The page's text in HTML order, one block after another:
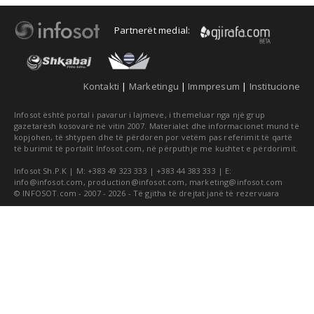
Partnerët medial:
Kontakti | Marketingu | Immpresum | Institucione
Infosot është portal i pavarur i lajmeve, i themeluar nga një grup
gazetarësh kosovarë në vitin 2007. Materialet dhe informacionet mund të
kopjohen, të shtypen dhe të përdoren por vetëm pas referimit të qartë
të burimit të portalit Infosot.com, në përputhje me kushtet e përdorimit.
Infosot Sh.P.K | M: +383 49 323 333 | +383 44 383 333 | E:
info@infosot.com , production@infosot.com , marketing@infosot.com
© INFOSOT.com - 2007 - 2026 - Të gjitha të drejtat janë të rezervuara